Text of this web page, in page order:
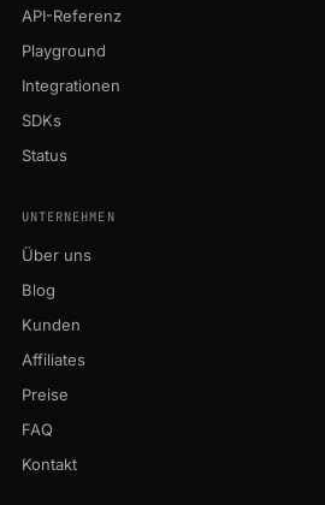
API-Referenz
Playground
Integrationen
SDKs
Status
UNTERNEHMEN
Über uns
Blog
Kunden
Affiliates
Preise
FAQ
Kontakt